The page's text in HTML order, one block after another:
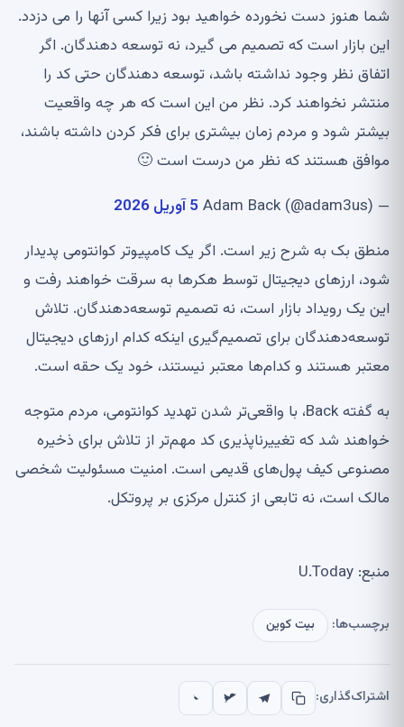
شما هنوز دست نخورده خواهید بود زیرا کسی آنها را می دزدد.
این بازار است که تصمیم می گیرد، نه توسعه دهندگان. اگر
اتفاق نظر وجود نداشته باشد، توسعه دهندگان حتی کد را
منتشر نخواهند کرد. نظر من این است که هر چه واقعیت
بیشتر شود و مردم زمان بیشتری برای فکر کردن داشته باشند،
موافق هستند که نظر من درست است 🙂
— Adam Back (@adam3us)
5 آوریل 2026
منطق بک به شرح زیر است. اگر یک کامپیوتر کوانتومی پدیدار
شود، ارزهای دیجیتال توسط هکرها به سرقت خواهند رفت و
این یک رویداد بازار است، نه تصمیم توسعه‌دهندگان. تلاش
توسعه‌دهندگان برای تصمیم‌گیری اینکه کدام ارزهای دیجیتال
معتبر هستند و کدام‌ها معتبر نیستند، خود یک حقه است.
به گفته Back، با واقعی‌تر شدن تهدید کوانتومی، مردم متوجه
خواهند شد که تغییرناپذیری کد مهم‌تر از تلاش برای ذخیره
مصنوعی کیف پول‌های قدیمی است. امنیت مسئولیت شخصی
مالک است، نه تابعی از کنترل مرکزی بر پروتکل.
منبع: U.Today
برچسب‌ها: بیت کوین
اشتراک‌گذاری: